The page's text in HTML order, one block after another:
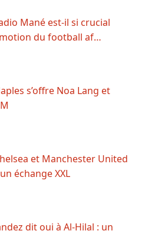
Mané est-il si crucial
du football af…
s’offre Noa Lang et
et Manchester United
échange XXL
dit oui à Al-Hilal : un